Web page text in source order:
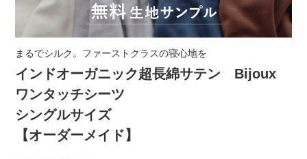
まるでシルク。ファーストクラスの寝心地を
インドオーガニック超長綿サテン Bijoux
ワンタッチシーツ
シングルサイズ
【オーダーメイド】